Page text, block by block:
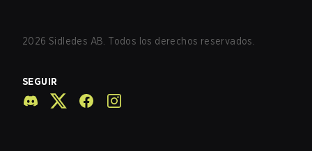
2026 Sidledes AB. Todos los derechos reservados.
SEGUIR